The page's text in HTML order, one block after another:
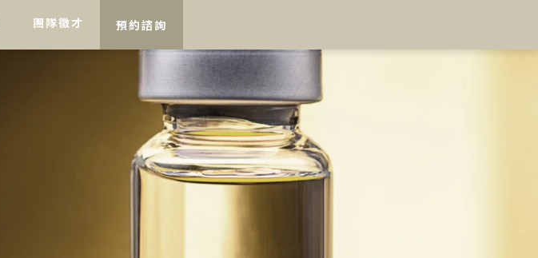
團隊徵才 預約諮詢